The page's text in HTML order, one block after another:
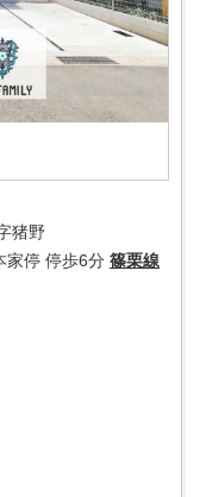
猪野
家停 停歩6分 篠栗線